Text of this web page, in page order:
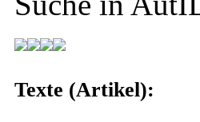
Texte (Artikel):